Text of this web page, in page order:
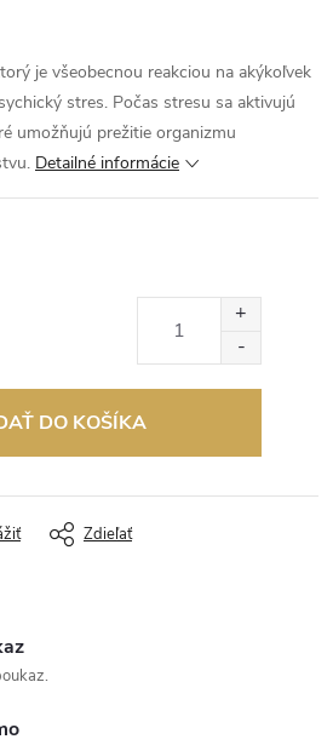
je všeobecnou reakciou na akýkoľvek
stres. Počas stresu sa aktivujú
umožňujú prežitie organizmu
Detailné informácie
DO KOŠÍKA
Zdieľať